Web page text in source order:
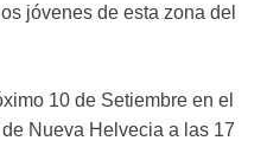
jóvenes de esta zona del
10 de Setiembre en el
Nueva Helvecia a las 17